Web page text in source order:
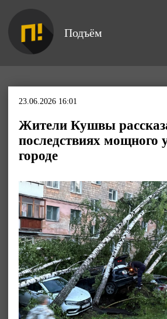
Подъём
23.06.2026 16:01
Жители Кушвы
последствиях мощного
городе